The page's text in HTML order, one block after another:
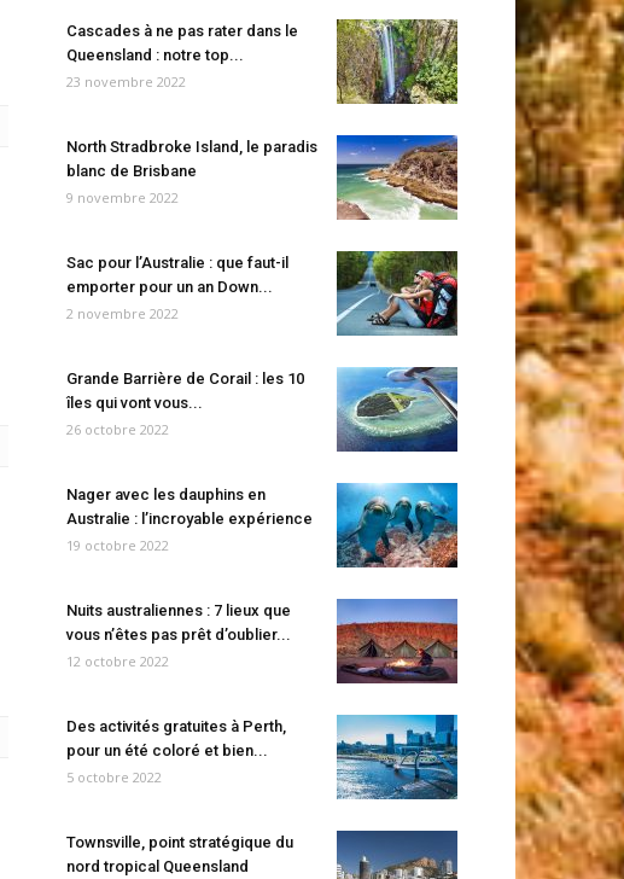
Cascades à ne pas rater dans le
Queensland : notre top...
23 novembre 2022
North Stradbroke Island, le paradis
blanc de Brisbane
9 novembre 2022
Sac pour l’Australie : que faut-il
emporter pour un an Down...
2 novembre 2022
Grande Barrière de Corail : les 10
îles qui vont vous...
26 octobre 2022
Nager avec les dauphins en
Australie : l’incroyable expérience
19 octobre 2022
Nuits australiennes : 7 lieux que
vous n’êtes pas prêt d’oublier...
12 octobre 2022
Des activités gratuites à Perth,
pour un été coloré et bien...
5 octobre 2022
Townsville, point stratégique du
nord tropical Queensland